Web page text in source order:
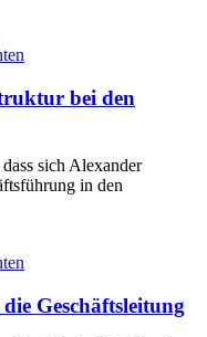
bei den
sich Alexander
in den
Geschäftsleitung